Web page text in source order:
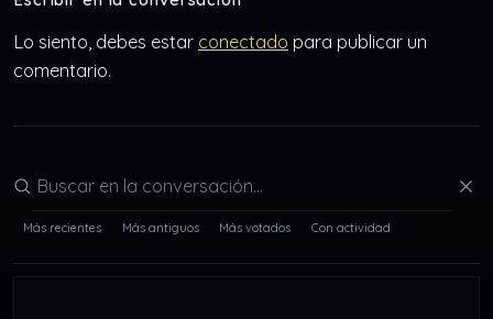
Lo siento, debes estar conectado para publicar un
comentario.
Buscar en la conversación
Más recientes Más antiguos Más votados Con actividad